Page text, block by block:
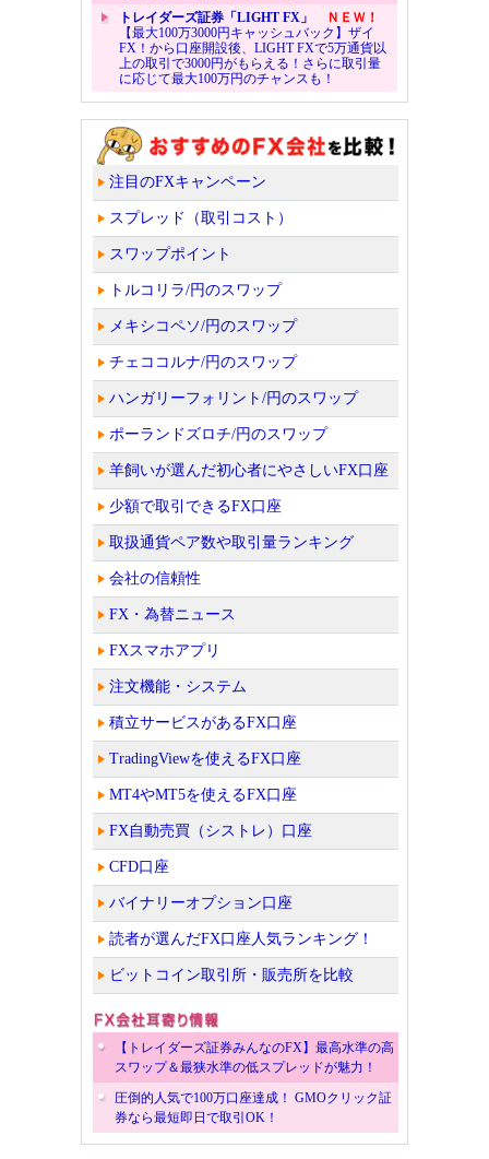
トレイダーズ証券「LIGHT FX」
ＮＥＷ！
【最大100万3000円キャッシュバック】ザイ
FX！から口座開設後、LIGHT FXで5万通貨以
上の取引で3000円がもらえる！さらに取引量
に応じて最大100万円のチャンスも！
注目のFXキャンペーン
スプレッド（取引コスト）
スワップポイント
トルコリラ/円のスワップ
メキシコペソ/円のスワップ
チェココルナ/円のスワップ
ハンガリーフォリント/円のスワップ
ポーランドズロチ/円のスワップ
羊飼いが選んだ初心者にやさしいFX口座
少額で取引できるFX口座
取扱通貨ペア数や取引量ランキング
会社の信頼性
FX・為替ニュース
FXスマホアプリ
注文機能・システム
積立サービスがあるFX口座
TradingViewを使えるFX口座
MT4やMT5を使えるFX口座
FX自動売買（シストレ）口座
CFD口座
バイナリーオプション口座
読者が選んだFX口座人気ランキング！
ビットコイン取引所・販売所を比較
【トレイダーズ証券みんなのFX】最高水準の高
スワップ＆最狭水準の低スプレッドが魅力！
圧倒的人気で100万口座達成！ GMOクリック証
券なら最短即日で取引OK！